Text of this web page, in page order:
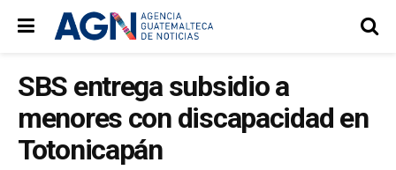
SBS entrega subsidio a
menores con discapacidad en
Totonicapán